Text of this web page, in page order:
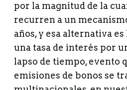
por la magnitud de la
recurren a un
años, y esa alternativa
una tasa de interés por
lapso de tiempo, evento
emisiones de bonos se